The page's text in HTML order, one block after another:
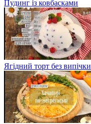
Пудинг із ковбасками
Ягідний торт без випічки